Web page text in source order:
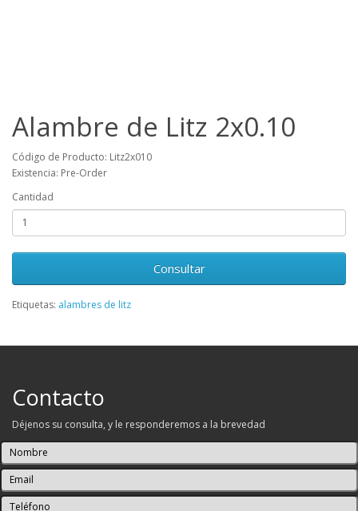
Alambre de Litz 2x0.10
Código de Producto: Litz2x010
Existencia: Pre-Order
Cantidad
Consultar
Etiquetas: alambres de litz
Contacto
Déjenos su consulta, y le responderemos a la brevedad